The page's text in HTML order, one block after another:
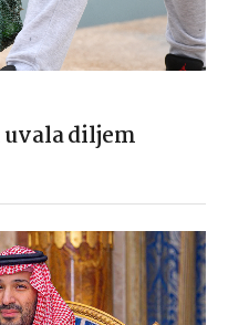
uvala diljem